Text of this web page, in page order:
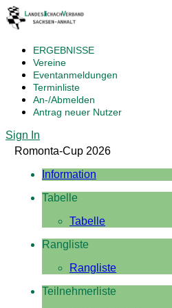
ERGEBNISSE
Vereine
Eventanmeldungen
Terminliste
An-/Abmelden
Antrag neuer Nutzer
Sign In
Romonta-Cup 2026
Information
Tabelle
Tabelle
Rangliste
Rangliste
Teilnehmerliste